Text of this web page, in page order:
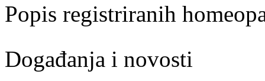
Popis registriranih
Događanja i novosti